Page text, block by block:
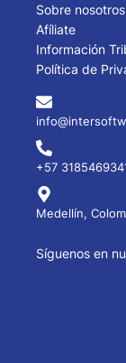
Sobre nosotros
Afíliate
Información
Política de
+57
Medellín,
Síguenos en